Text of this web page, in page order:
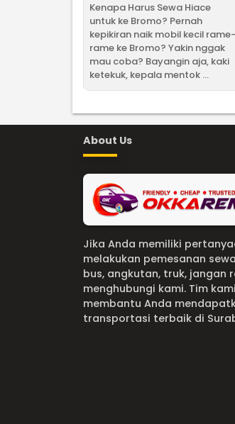
Kenapa Harus Sewa Hiace
untuk ke Bromo? Pernah
kepikiran naik mobil kecil rame-
rame ke Bromo? Yakin nggak
mau coba? Bayangin aja, kaki
ketekuk, kepala mentok ...
About Us
Jika Anda memiliki
melakukan pemesanan
bus, angkutan, truk, jangan
menghubungi kami. Tim
membantu Anda
transportasi terbaik di